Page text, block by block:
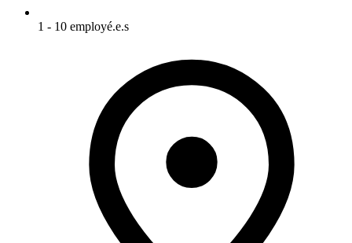
1 - 10 employé.e.s